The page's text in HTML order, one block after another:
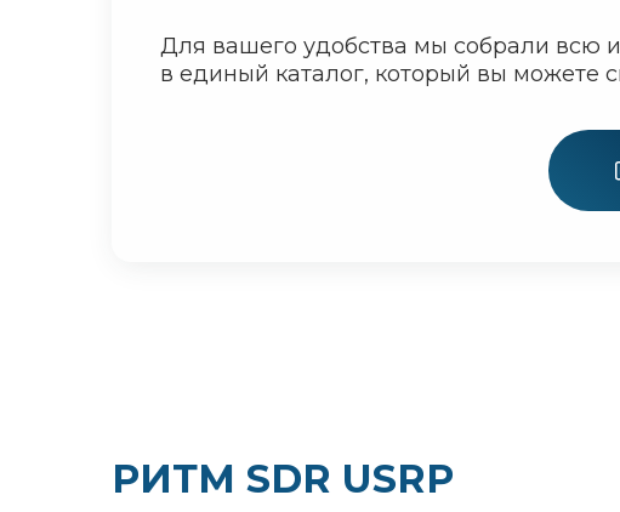
Для вашего удобства мы собрали всю
в единый каталог, который вы можете
РИТМ SDR USRP